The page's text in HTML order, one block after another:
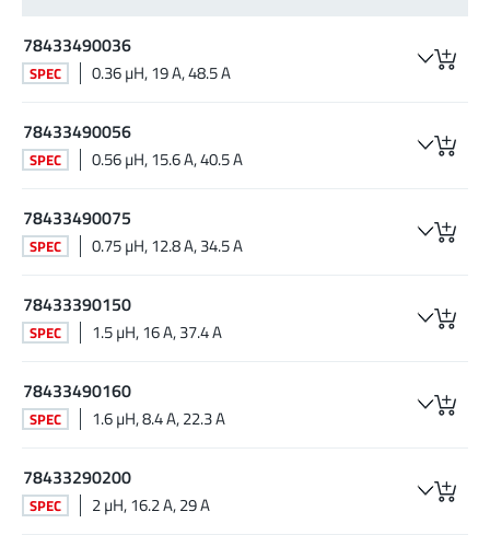
78433490036
SPEC 0.36 µH, 19 A, 48.5 A
78433490056
SPEC 0.56 µH, 15.6 A, 40.5 A
78433490075
SPEC 0.75 µH, 12.8 A, 34.5 A
78433390150
SPEC 1.5 µH, 16 A, 37.4 A
78433490160
SPEC 1.6 µH, 8.4 A, 22.3 A
78433290200
SPEC 2 µH, 16.2 A, 29 A